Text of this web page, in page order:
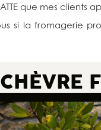
que mes clients
si la fromagerie